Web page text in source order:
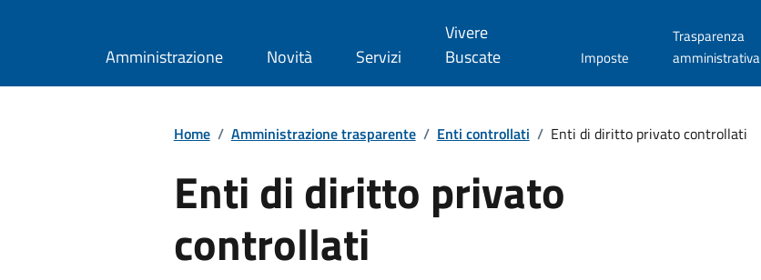
Amministrazione Novità Servizi
Vivere
Buscate
Imposte
Trasparenza
amministrativa
Home / Amministrazione trasparente / Enti controllati / Enti di diritto privato controllati
Enti di diritto privato
controllati